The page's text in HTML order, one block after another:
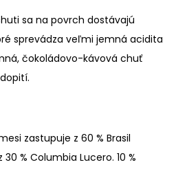
sa na povrch dostávajú
sprevádza veľmi jemná acidita
čokoládovo-kávová chuť
zastupuje z 60 % Brasil
% Columbia Lucero. 10 %